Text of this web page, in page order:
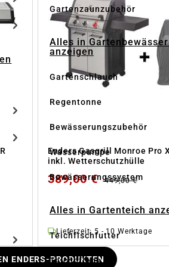
Gartenzaunzubehör
Alles in
anzeigen
Gartenschlauch
Regentonne
Bewässerungszubehör
Wasserpumpe
Bewässerungssystem
Alles in Gartenteich
Teichfischfutter
Teichpflege
Enders Gasgrill Monroe Pro
inkl. Wetterschutzhülle
389,00 € 449,00 €
Lieferzeit: 5 - 10 Werktage
ENDERS-PRODUKTEN